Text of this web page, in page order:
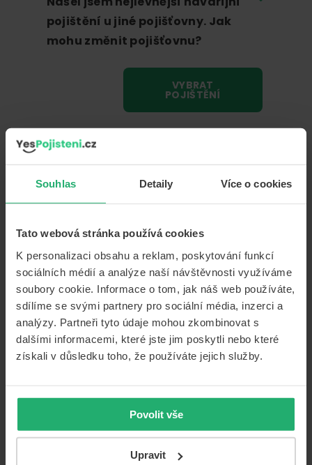
Souhlas Detaily Více o cookies
Tato webová stránka používá cookies
K personalizaci obsahu a reklam, poskytování funkcí
sociálních médií a analýze naší návštěvnosti využíváme
soubory cookie. Informace o tom, jak náš web používáte,
sdílíme se svými partnery pro sociální média, inzerci a
analýzy. Partneři tyto údaje mohou zkombinovat s
dalšími informacemi, které jste jim poskytli nebo které
získali v důsledku toho, že používáte jejich služby.
Povolit vše
Upravit
pojištění u jiné pojišťovny. Jak
mohu změnit pojišťovnu?
VYBRAT
POJIŠTĚNÍ
Úrazové pojištění
Kdo si může úrazové pojištění
Koho nelze pojistit?
Kdy mě může pojišťovna
odmítnout zaplatit úraz?
VYBRAT
Životní pojištění